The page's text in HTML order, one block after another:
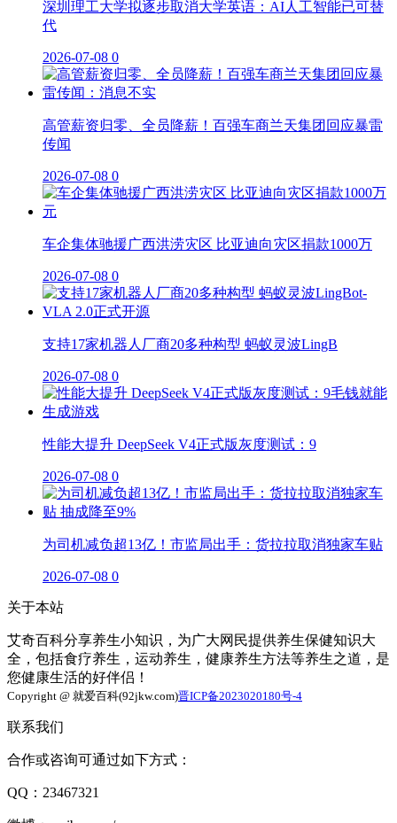
深圳理工大学拟逐步取消大学英语：AI人工智能已可替
代
2026-07-08 0
高管薪资归零、全员降薪！百强车商兰天集团回应暴雷
传闻
2026-07-08 0
车企集体驰援广西洪涝灾区 比亚迪向灾区捐款1000万
2026-07-08 0
支持17家机器人厂商20多种构型 蚂蚁灵波LingB
2026-07-08 0
性能大提升 DeepSeek V4正式版灰度测试：9
2026-07-08 0
为司机减负超13亿！市监局出手：货拉拉取消独家车贴
2026-07-08 0
关于本站
艾奇百科分享养生小知识，为广大网民提供养生保健知识大
全，包括食疗养生，运动养生，健康养生方法等养生之道，是
您健康生活的好伴侣！
Copyright @ 就爱百科(92jkw.com)晋ICP备2023020180号-4
联系我们
合作或咨询可通过如下方式：
QQ：23467321